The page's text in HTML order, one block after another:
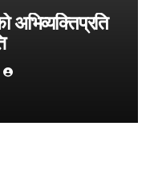
अभिव्यक्तिप्रति